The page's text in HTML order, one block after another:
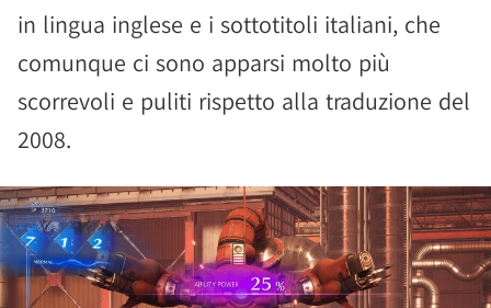
in lingua inglese e i sottotitoli italiani, che
comunque ci sono apparsi molto più
scorrevoli e puliti rispetto alla traduzione del
2008.